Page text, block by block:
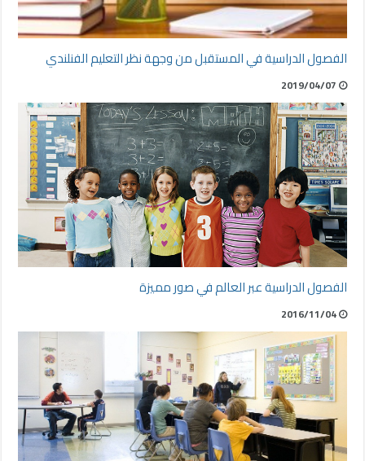
الفصول الدراسية في المستقبل من وجهة نظر التعليم الفنلندي
2019/04/07
الفصول الدراسية عبر العالم في صور مميزة
2016/11/04